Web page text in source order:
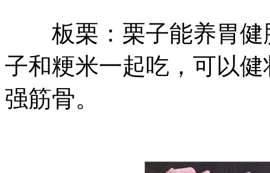
板栗：栗子能养胃健
子和粳米一起吃，可以
强筋骨。